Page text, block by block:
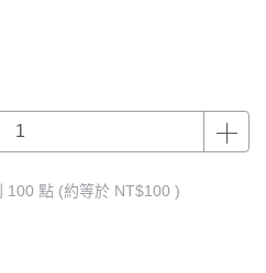
100 點 (約等於 NT$100 )